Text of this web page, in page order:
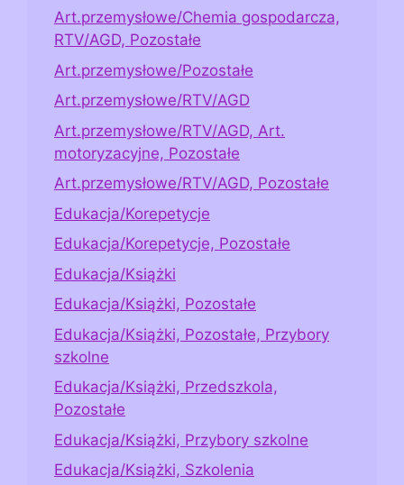
Art.przemysłowe/Chemia gospodarcza,
RTV/AGD, Pozostałe
Art.przemysłowe/Pozostałe
Art.przemysłowe/RTV/AGD
Art.przemysłowe/RTV/AGD, Art.
motoryzacyjne, Pozostałe
Art.przemysłowe/RTV/AGD, Pozostałe
Edukacja/Korepetycje
Edukacja/Korepetycje, Pozostałe
Edukacja/Książki
Edukacja/Książki, Pozostałe
Edukacja/Książki, Pozostałe, Przybory
szkolne
Edukacja/Książki, Przedszkola,
Pozostałe
Edukacja/Książki, Przybory szkolne
Edukacja/Książki, Szkolenia